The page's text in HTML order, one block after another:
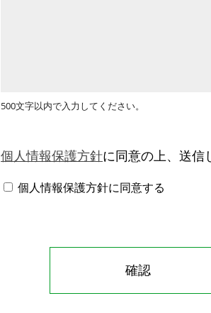
500文字以内で入力してください。
個人情報保護方針に同意の上、送信
個人情報保護方針に同意する
確認